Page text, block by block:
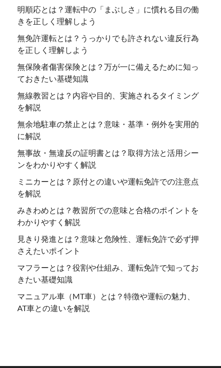
明順応とは？運転中の「まぶしさ」に慣れる目の働
きを正しく理解しよう
無免許運転とは？うっかりでも許されない違反行為
を正しく理解しよう
無保険者傷害保険とは？万が一に備えるために知っ
ておきたい基礎知識
無線教習とは？内容や目的、実施されるタイミング
を解説
無余地駐車の禁止とは？意味・基準・例外を実用的
に解説
無事故・無違反の証明書とは？取得方法と活用シー
ンをわかりやすく解説
ミニカーとは？原付との違いや運転免許での注意点
を解説
みきわめとは？教習所での意味と合格のポイントを
わかりやすく解説
見きり発進とは？意味と危険性、運転免許で必ず押
さえたいポイント
マフラーとは？役割や仕組み、運転免許で知ってお
きたい基礎知識
マニュアル車（MT車）とは？特徴や運転の魅力、
AT車との違いを解説